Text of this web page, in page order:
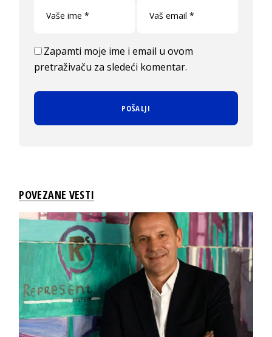
Zapamti moje ime i email u ovom
pretraživaču za sledeći komentar.
POVEZANE VESTI